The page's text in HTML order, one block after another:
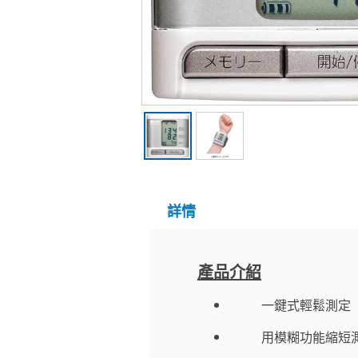
詳情
產品介紹
一鍵式輕鬆測定
用模糊功能縮短